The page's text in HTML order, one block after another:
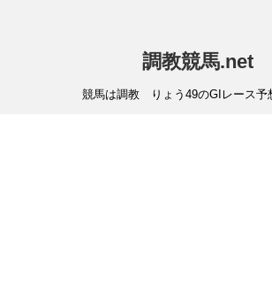
調教競馬.net
競馬は調教 りょう49のGIレース予